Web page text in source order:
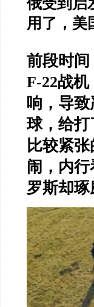
俄受到启
用了，美
前段时间
F-22战机
响，导
球，给
比较紧
闹，内
罗斯却琢